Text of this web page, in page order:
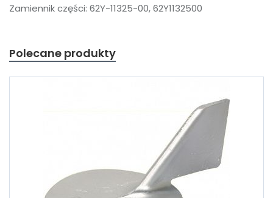
Zamiennik części: 62Y-11325-00, 62Y1132500
Polecane produkty